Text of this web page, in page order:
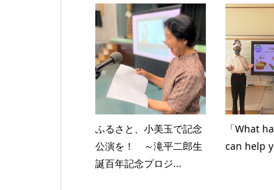
ふるさと、小美玉で記念
公演を！ ～滝平二郎生
誕百年記念プロジ...
「What
can help